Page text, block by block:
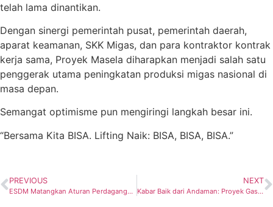
telah lama dinantikan.
Dengan sinergi pemerintah pusat, pemerintah daerah,
aparat keamanan, SKK Migas, dan para kontraktor kontrak
kerja sama, Proyek Masela diharapkan menjadi salah satu
penggerak utama peningkatan produksi migas nasional di
masa depan.
Semangat optimisme pun mengiringi langkah besar ini.
“Bersama Kita BISA. Lifting Naik: BISA, BISA, BISA.”
PREVIOUS
ESDM Matangkan Aturan Perdagangan Emisi Pembangkit Listrik, Libatkan Pemangku Kepentingan Melalui Konsultasi Publik
NEXT
Kabar Baik dari Andaman: Proyek Gas Tangkulo Dapat Restu Penuh Aceh